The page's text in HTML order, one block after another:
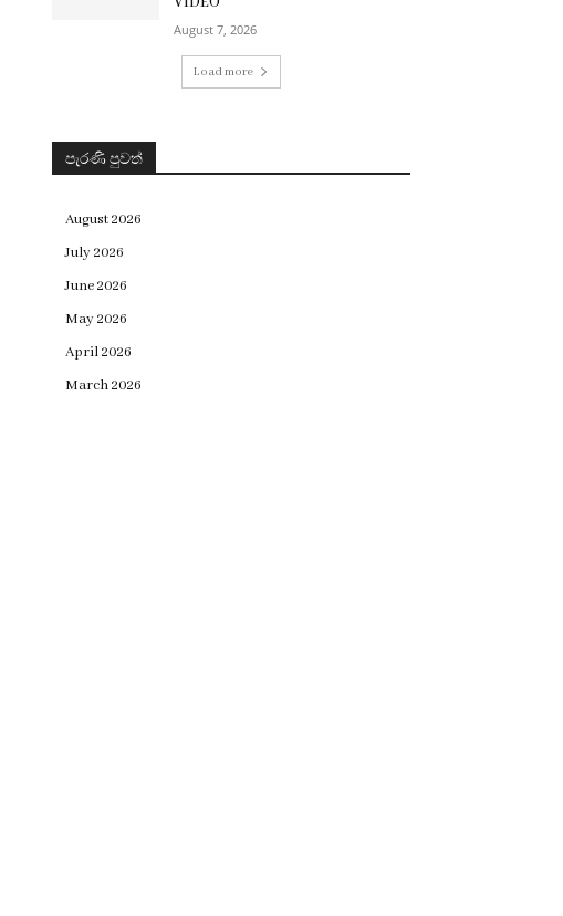
August 7, 2026
Load more
පැරණි පුවත්
August 2026
July 2026
June 2026
May 2026
April 2026
March 2026